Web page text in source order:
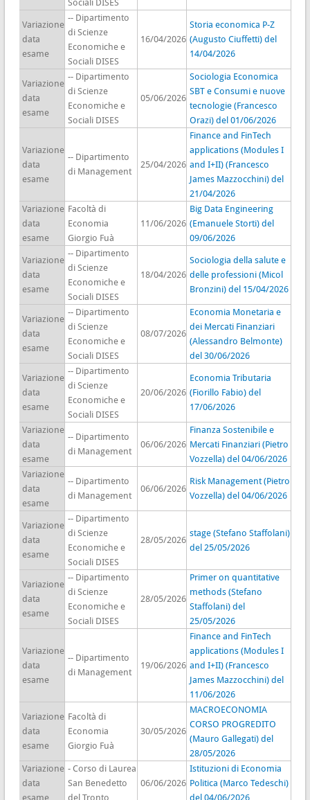
Sociali DISES
Variazione
data
esame
-- Dipartimento
di Scienze
Economiche e
Sociali DISES
16/04/2026
Storia economica P-Z
(Augusto Ciuffetti) del
14/04/2026
Variazione
data
esame
-- Dipartimento
di Scienze
Economiche e
Sociali DISES
05/06/2026
Sociologia Economica
SBT e Consumi e nuove
tecnologie (Francesco
Orazi) del 01/06/2026
Variazione
data
esame
-- Dipartimento
di Management
25/04/2026
Finance and FinTech
applications (Modules I
and I+II) (Francesco
James Mazzocchini) del
21/04/2026
Variazione
data
esame
Facoltà di
Economia
Giorgio Fuà
11/06/2026
Big Data Engineering
(Emanuele Storti) del
09/06/2026
Variazione
data
esame
-- Dipartimento
di Scienze
Economiche e
Sociali DISES
18/04/2026
Sociologia della salute e
delle professioni (Micol
Bronzini) del 15/04/2026
Variazione
data
esame
-- Dipartimento
di Scienze
Economiche e
Sociali DISES
08/07/2026
Economia Monetaria e
dei Mercati Finanziari
(Alessandro Belmonte)
del 30/06/2026
Variazione
data
esame
-- Dipartimento
di Scienze
Economiche e
Sociali DISES
20/06/2026
Economia Tributaria
(Fiorillo Fabio) del
17/06/2026
Variazione
data
esame
-- Dipartimento
di Management
06/06/2026
Finanza Sostenibile e
Mercati Finanziari (Pietro
Vozzella) del 04/06/2026
Variazione
data
esame
-- Dipartimento
di Management
06/06/2026
Risk Management (Pietro
Vozzella) del 04/06/2026
Variazione
data
esame
-- Dipartimento
di Scienze
Economiche e
Sociali DISES
28/05/2026
stage (Stefano Staffolani)
del 25/05/2026
Variazione
data
esame
-- Dipartimento
di Scienze
Economiche e
Sociali DISES
28/05/2026
Primer on quantitative
methods (Stefano
Staffolani) del
25/05/2026
Variazione
data
esame
-- Dipartimento
di Management
19/06/2026
Finance and FinTech
applications (Modules I
and I+II) (Francesco
James Mazzocchini) del
11/06/2026
Variazione
data
esame
Facoltà di
Economia
Giorgio Fuà
30/05/2026
MACROECONOMIA
CORSO PROGREDITO
(Mauro Gallegati) del
28/05/2026
Variazione
data
esame
- Corso di Laurea
San Benedetto
del Tronto
06/06/2026
Istituzioni di Economia
Politica (Marco Tedeschi)
del 04/06/2026